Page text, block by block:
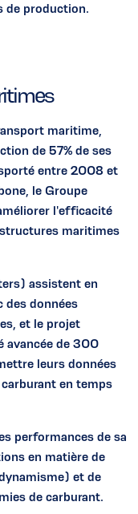
de production.
maritime,
de 57% de ses
entre 2008 et
le Groupe
l'efficacité
maritimes
assistent en
des données
et le projet
avancée de 300
leurs données
en temps
performances de sa
en matière de
et de
de carburant.